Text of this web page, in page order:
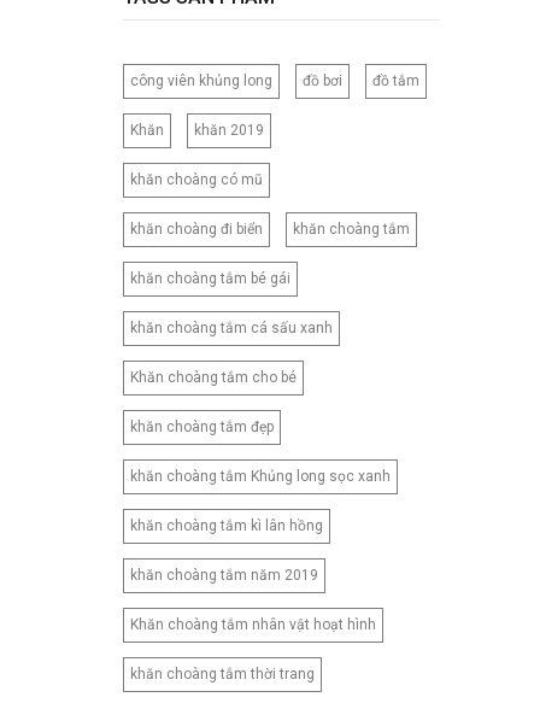
120CM
120X200CM
130X150CM
130X160CM
130X180CM
135X200CM
140X200CM
150X200CM
150X210CM
160X210CM
160X220CM
165CM
173X218CM
180X200CM
180X220CM
180X230CM
180X260CM
200X210CM
200X220CM
công viên khủng long đồ bơi đồ tắm
Khăn khăn 2019
khăn choàng có mũ
khăn choàng đi biển khăn choàng tắm
khăn choàng tắm bé gái
khăn choàng tắm cá sấu xanh
Khăn choàng tắm cho bé
khăn choàng tắm đẹp
khăn choàng tắm Khủng long sọc xanh
khăn choàng tắm kì lân hồng
khăn choàng tắm năm 2019
Khăn choàng tắm nhân vật hoạt hình
khăn choàng tắm thời trang